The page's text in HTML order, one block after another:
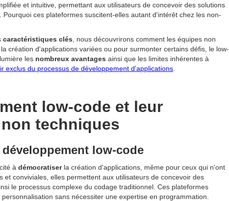
et intuitive, permettant aux utilisateurs de concevoir des solutions
ces plateformes suscitent-elles autant d'intérêt chez les non-
caractéristiques clés , nous découvrirons comment les équipes non
création d'applications variées ou pour surmonter certains défis, le low-
les nombreux avantages ainsi que les limites inhérentes à
exclus du processus de développement d'applications
low-code et leur
techniques
low-code
à démocratiserla création d'applications, même pour ceux qui n'ont
conviviales, elles permettent aux utilisateurs de concevoir des
le processus complexe du codage traditionnel. Ces plateformes
sans nécessiter une expertise en programmation.